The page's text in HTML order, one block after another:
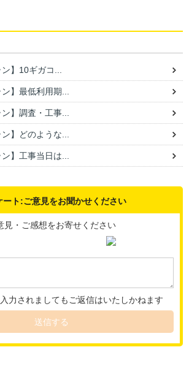
】10ギガコ...
】最低利用期...
】調査・工事...
】どのような...
】工事当日は...
ート:ご意見をお聞かせください
見・ご感想をお寄せください
力されましてもご返信はいたしかねます
送信する